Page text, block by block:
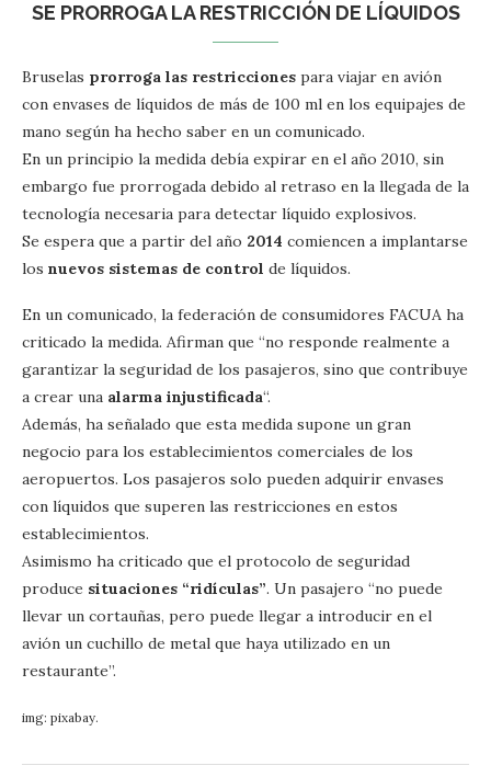
SE PRORROGA LA RESTRICCIÓN DE LÍQUIDOS
Bruselas prorroga las restricciones para viajar en avión
con envases de líquidos de más de 100 ml en los equipajes de
mano según ha hecho saber en un comunicado.
En un principio la medida debía expirar en el año 2010, sin
embargo fue prorrogada debido al retraso en la llegada de la
tecnología necesaria para detectar líquido explosivos.
Se espera que a partir del año 2014 comiencen a implantarse
los nuevos sistemas de control de líquidos.
En un comunicado, la federación de consumidores FACUA ha
criticado la medida. Afirman que “no responde realmente a
garantizar la seguridad de los pasajeros, sino que contribuye
a crear una alarma injustificada“.
Además, ha señalado que esta medida supone un gran
negocio para los establecimientos comerciales de los
aeropuertos. Los pasajeros solo pueden adquirir envases
con líquidos que superen las restricciones en estos
establecimientos.
Asimismo ha criticado que el protocolo de seguridad
produce situaciones “ridículas”. Un pasajero “no puede
llevar un cortauñas, pero puede llegar a introducir en el
avión un cuchillo de metal que haya utilizado en un
restaurante”.
img: pixabay.